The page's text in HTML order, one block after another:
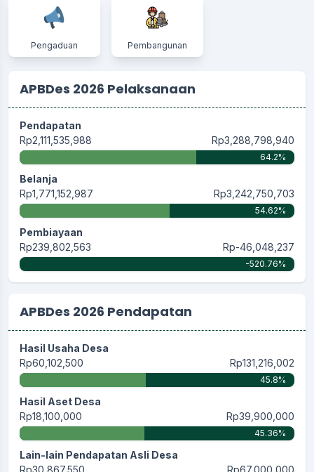
Pengaduan Pembangunan
APBDes 2026 Pelaksanaan
Pendapatan
Rp2,111,535,988
Rp3,288,798,940
64.2%
Belanja
Rp1,771,152,987
Rp3,242,750,703
54.62%
Pembiayaan
Rp239,802,563
Rp-46,048,237
-520.76%
APBDes 2026 Pendapatan
Hasil Usaha Desa
Rp60,102,500
Rp131,216,002
45.8%
Hasil Aset Desa
Rp18,100,000
Rp39,900,000
45.36%
Lain-lain Pendapatan Asli Desa